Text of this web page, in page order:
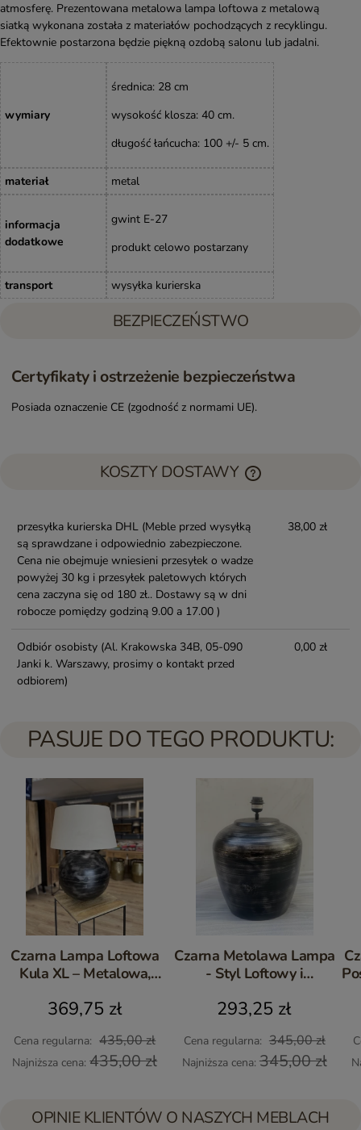
atmosferę. Prezentowana metalowa lampa loftowa z metalową
siatką wykonana została z materiałów pochodzących z recyklingu.
Efektownie postarzona będzie piękną ozdobą salonu lub jadalni.
wymiary
średnica: 28 cm
wysokość klosza: 40 cm.
długość łańcucha: 100 +/- 5 cm.
materiał metal
informacja
dodatkowe
gwint E-27
produkt celowo postarzany
transport wysyłka kurierska
BEZPIECZEŃSTWO
Certyfikaty i ostrzeżenie bezpieczeństwa
Posiada oznaczenie CE (zgodność z normami UE).
KOSZTY DOSTAWY
przesyłka kurierska DHL (Meble przed wysyłką
są sprawdzane i odpowiednio zabezpieczone.
Cena nie obejmuje wniesieni przesyłek o wadze
powyżej 30 kg i przesyłek paletowych których
cena zaczyna się od 180 zł.. Dostawy są w dni
robocze pomiędzy godziną 9.00 a 17.00 )
38,00 zł
Odbiór osobisty (Al. Krakowska 34B, 05-090
Janki k. Warszawy, prosimy o kontakt przed
odbiorem)
0,00 zł
PASUJE DO TEGO PRODUKTU:
Czarna Lampa Loftowa
Kula XL – Metalowa,
369,75 zł
Cena regularna: 435,00 zł
Najniższa cena:435,00 zł
Czarna Metolawa Lampa
- Styl Loftowy i
293,25 zł
Cena regularna: 345,00 zł
Najniższa cena: 345,00 zł
OPINIE KLIENTÓW O NASZYCH MEBLACH